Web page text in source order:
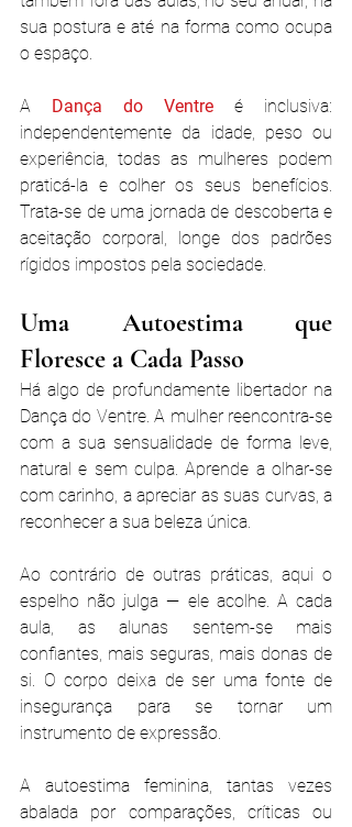
sua postura e até na forma como ocupa
o espaço.
A Dança do Ventre é inclusiva:
independentemente da idade, peso ou
experiência, todas as mulheres podem
praticá-la e colher os seus benefícios.
Trata-se de uma jornada de descoberta e
aceitação corporal, longe dos padrões
rígidos impostos pela sociedade.
Uma Autoestima que
Floresce a Cada Passo
Há algo de profundamente libertador na
Dança do Ventre. A mulher reencontra-se
com a sua sensualidade de forma leve,
natural e sem culpa. Aprende a olhar-se
com carinho, a apreciar as suas curvas, a
reconhecer a sua beleza única.
Ao contrário de outras práticas, aqui o
espelho não julga — ele acolhe. A cada
aula, as alunas sentem-se mais
confiantes, mais seguras, mais donas de
si. O corpo deixa de ser uma fonte de
insegurança para se tornar um
instrumento de expressão.
A autoestima feminina, tantas vezes
abalada por comparações, críticas ou